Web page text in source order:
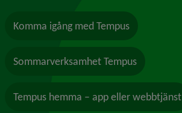
Komma igång med Tempus
Sommarverksamhet Tempus
Tempus hemma – app eller webbtjänst